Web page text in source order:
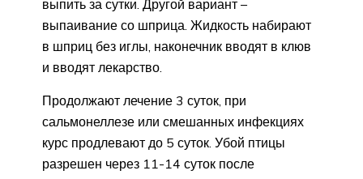
выпить за сутки. Другой вариант –
выпаивание со шприца. Жидкость набирают
в шприц без иглы, наконечник вводят в клюв
и вводят лекарство.
Продолжают лечение 3 суток, при
сальмонеллезе или смешанных инфекциях
курс продлевают до 5 суток. Убой птицы
разрешен через 11-14 суток после